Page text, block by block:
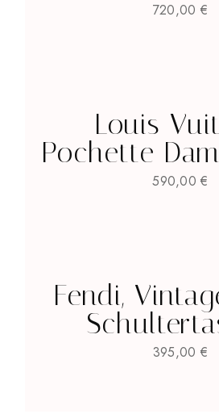
720,00 €
Louis
Pochette
590,00€
Fendi,
395,00 €